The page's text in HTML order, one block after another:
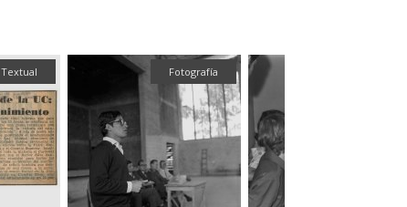
Textual Fotografía